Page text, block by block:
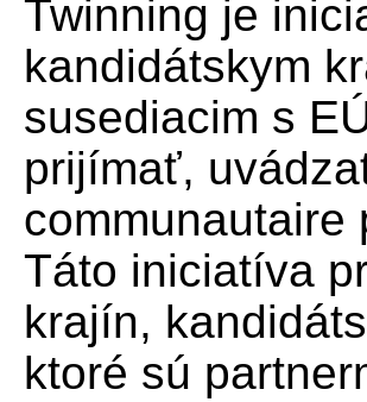
Twinning je
kandidátskym
susediacim s
prijímať,
communautaire
Táto iniciatíva
krajín,
ktoré sú